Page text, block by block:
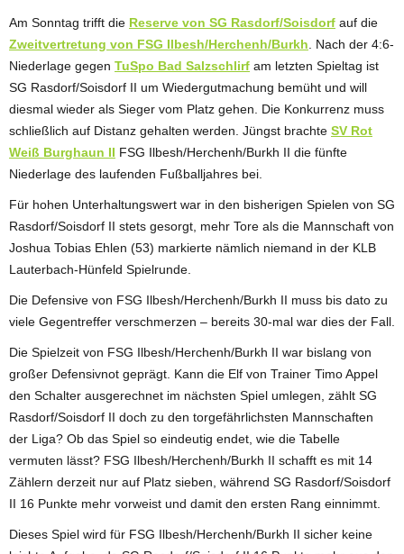
Am Sonntag trifft die Reserve von SG Rasdorf/Soisdorf auf die
Zweitvertretung von FSG Ilbesh/Herchenh/Burkh . Nach der 4:6-
Niederlage gegen TuSpo Bad Salzschlirf am letzten Spieltag ist
SG Rasdorf/Soisdorf II um Wiedergutmachung bemüht und will
diesmal wieder als Sieger vom Platz gehen. Die Konkurrenz muss
schließlich auf Distanz gehalten werden. Jüngst brachte SV Rot
Weiß Burghaun II FSG Ilbesh/Herchenh/Burkh II die fünfte
Niederlage des laufenden Fußballjahres bei.
Für hohen Unterhaltungswert war in den bisherigen Spielen von SG
Rasdorf/Soisdorf II stets gesorgt, mehr Tore als die Mannschaft von
Joshua Tobias Ehlen (53) markierte nämlich niemand in der KLB
Lauterbach-Hünfeld Spielrunde.
Die Defensive von FSG Ilbesh/Herchenh/Burkh II muss bis dato zu
viele Gegentreffer verschmerzen – bereits 30-mal war dies der Fall.
Die Spielzeit von FSG Ilbesh/Herchenh/Burkh II war bislang von
großer Defensivnot geprägt. Kann die Elf von Trainer Timo Appel
den Schalter ausgerechnet im nächsten Spiel umlegen, zählt SG
Rasdorf/Soisdorf II doch zu den torgefährlichsten Mannschaften
der Liga? Ob das Spiel so eindeutig endet, wie die Tabelle
vermuten lässt? FSG Ilbesh/Herchenh/Burkh II schafft es mit 14
Zählern derzeit nur auf Platz sieben, während SG Rasdorf/Soisdorf
II 16 Punkte mehr vorweist und damit den ersten Rang einnimmt.
Dieses Spiel wird für FSG Ilbesh/Herchenh/Burkh II sicher keine